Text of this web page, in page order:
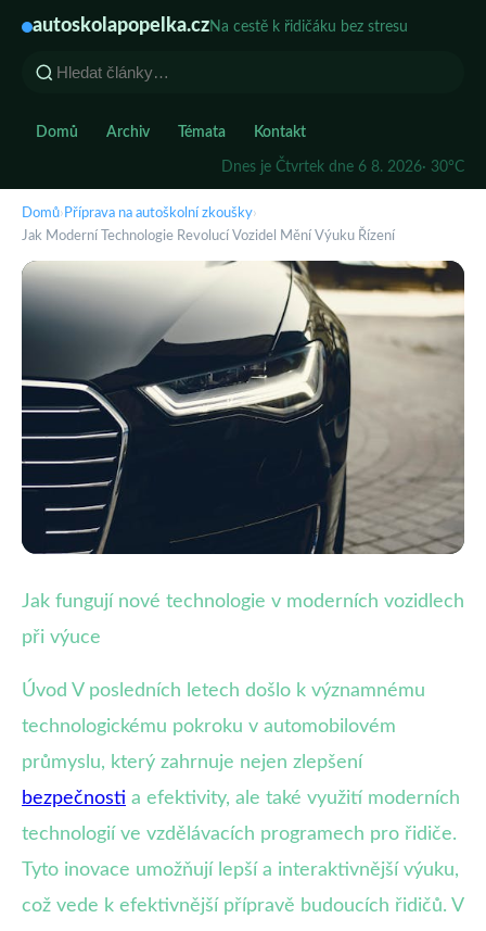
autoskolapopelka.czNa cestě k řidičáku bez stresu
Domů Archiv Témata Kontakt
Dnes je Čtvrtek dne 6 8. 2026· 30°C
Domů› Příprava na autoškolní zkoušky›
Jak Moderní Technologie Revolucí Vozidel Mění Výuku Řízení
Příprava na autoškolní zkoušky
Jak Moderní Technologie Revolucí
Vozidel Mění Výuku Řízení
15. 7. 2025· 4 min čtení · Autor: Jan Štěpánek
Jak fungují nové technologie v moderních vozidlech
při výuce
Úvod V posledních letech došlo k významnému
technologickému pokroku v automobilovém
průmyslu, který zahrnuje nejen zlepšení
bezpečnosti a efektivity, ale také využití moderních
technologií ve vzdělávacích programech pro řidiče.
Tyto inovace umožňují lepší a interaktivnější výuku,
což vede k efektivnější přípravě budoucích řidičů. V